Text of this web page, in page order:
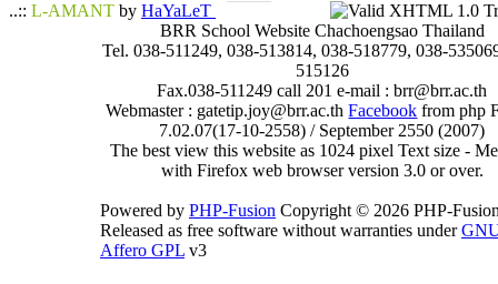
..:: L-AMANT by HaYaLeT
BRR School Website Chachoengsao Thailand
Tel. 038-511249, 038-513814, 038-518779, 038-
515126
Fax.038-511249 call 201 e-mail : brr@brr.ac.th
Webmaster : gatetip.joy@brr.ac.thFacebook from php
7.02.07(17-10-2558) / September 2550 (2007)
The best view this website as 1024 pixel Text size -
with Firefox web browser version 3.0 or over.
Powered by PHP-Fusion Copyright © 2026 PHP-
Released as free software without warranties under
Affero GPL v3